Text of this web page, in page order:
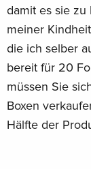
Standard edition
Italian
Italian
Standard edition
damit es sie zu
meiner
die ich selber
bereit für 20
müssen Sie
Boxen
Hälfte der